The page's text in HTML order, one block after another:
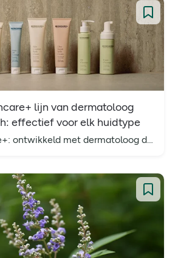
lijn van dermatoloog
effectief voor elk huidtype
Ontdek Skincare+: ontwikkeld met dermatoloog dr. Daniel Kadouch. Milde, effectieve verzorging met ingrediënten die doen wat je huid écht nodig heeft.